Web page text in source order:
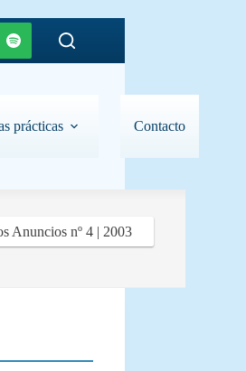
prácticas Contacto
Anuncios nº 4 | 2003